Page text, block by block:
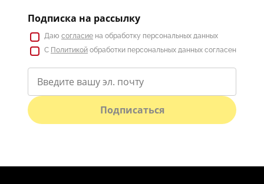
Подписка на рассылку
Даю согласие на обработку персональных данных
С Политикой обработки персональных данных согласен
Подписаться